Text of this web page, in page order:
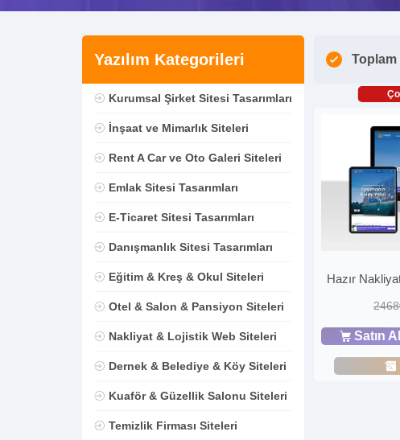
Yazılım Kategorileri
Kurumsal Şirket Sitesi Tasarımları
İnşaat ve Mimarlık Siteleri
Rent A Car ve Oto Galeri Siteleri
Emlak Sitesi Tasarımları
E-Ticaret Sitesi Tasarımları
Danışmanlık Sitesi Tasarımları
Eğitim & Kreş & Okul Siteleri
Otel & Salon & Pansiyon Siteleri
Nakliyat & Lojistik Web Siteleri
Dernek & Belediye & Köy Siteleri
Kuaför & Güzellik Salonu Siteleri
Temizlik Firması Siteleri
Toplam
Hazır
Satın Al